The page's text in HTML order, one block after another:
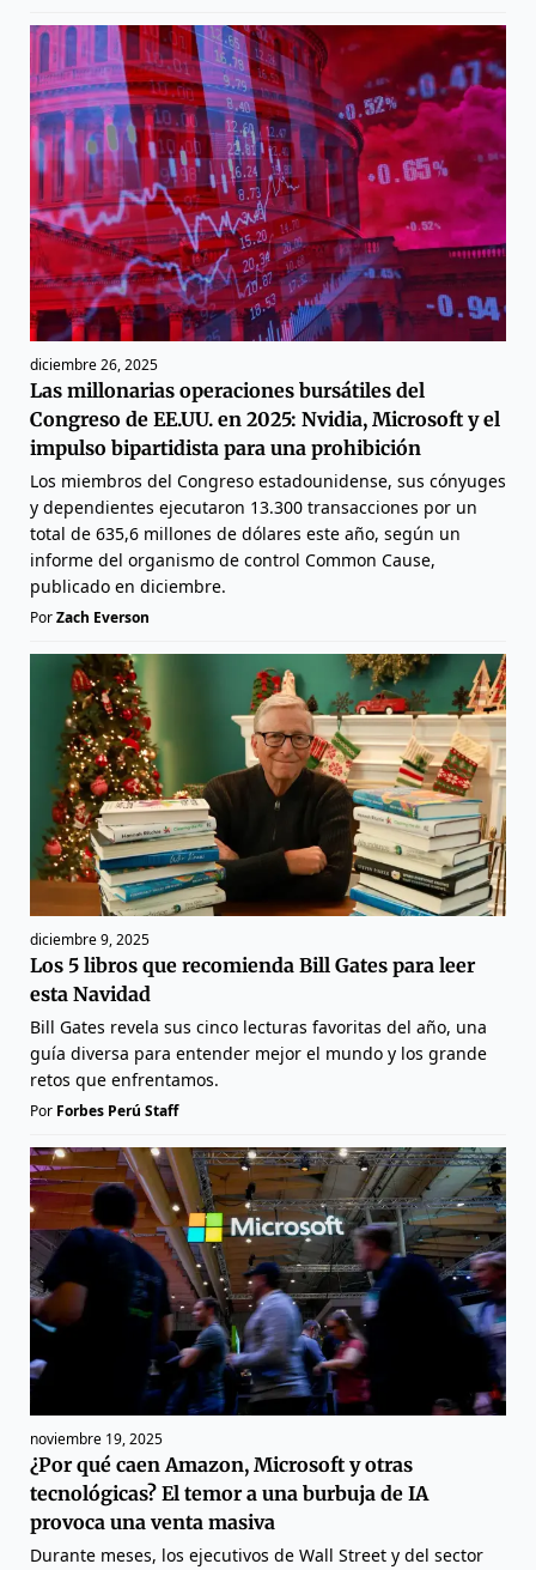
diciembre 26, 2025
Las millonarias operaciones bursátiles del
Congreso de EE.UU. en 2025: Nvidia, Microsoft y el
impulso bipartidista para una prohibición
Los miembros del Congreso estadounidense, sus cónyuges
y dependientes ejecutaron 13.300 transacciones por un
total de 635,6 millones de dólares este año, según un
informe del organismo de control Common Cause,
publicado en diciembre.
PorZach Everson
diciembre 9, 2025
Los 5 libros que recomienda Bill Gates para leer
esta Navidad
Bill Gates revela sus cinco lecturas favoritas del año, una
guía diversa para entender mejor el mundo y los grande
retos que enfrentamos.
Por Forbes Perú Staff
noviembre 19, 2025
¿Por qué caen Amazon, Microsoft y otras
tecnológicas? El temor a una burbuja de IA
provoca una venta masiva
Durante meses, los ejecutivos de Wall Street y del sector